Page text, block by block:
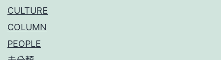
CULTURE
COLUMN
PEOPLE